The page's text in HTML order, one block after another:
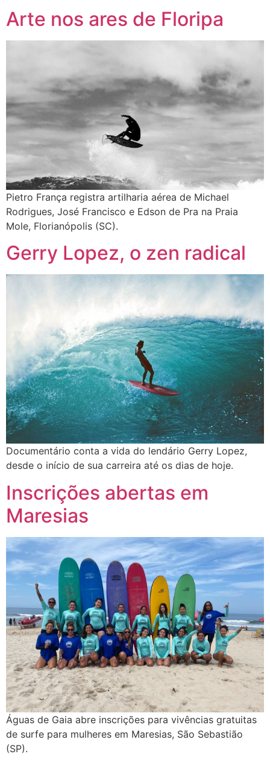
Arte nos ares de Floripa
Pietro França registra artilharia aérea de Michael
Rodrigues, José Francisco e Edson de Pra na Praia
Mole, Florianópolis (SC).
Gerry Lopez, o zen radical
Documentário conta a vida do lendário Gerry Lopez,
desde o início de sua carreira até os dias de hoje.
Inscrições abertas em
Maresias
Águas de Gaia abre inscrições para vivências gratuitas
de surfe para mulheres em Maresias, São Sebastião
(SP).